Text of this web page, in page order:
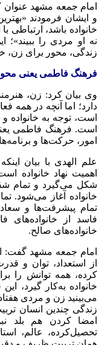
امام جمعه مشهد
و ایشان فرمودند
خانواده باشد، ارتباطی
نه او مردی را
زندگی، محور برای زن،
فرهنگ فاطمی یعنی
وی بیان کرد: زن،
دارد؛ اما آنچه در همه
است، توجه به خانواده
است. فرهنگ فاطمی
امور، حرکت‌ها و
علم الهدی با بیان
اهمیت نهاد خانواده
شکل می‌گیرد و تمام
خانواده آغاز می‌شود.
تمام پیشرفت‌ها و
فاسد از
خانواده‌های صالح.
امام جمعه مشهد گفت:
از استعداد، توان و
کرده، همه توانش را
خانواده به‌کار گیرد،
می‌بینید زن و مردی
زندگی چندین انسان
امضا کردن هم بلد
تحصیل‌کرده، عالم،